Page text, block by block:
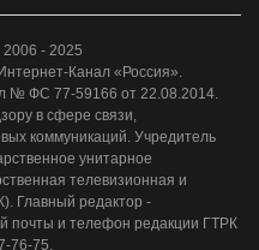
- 2025
Канал «Россия».
№ ФС 77-59166 от 22.08.2014.
в сфере связи,
коммуникаций. Учредитель
унитарное
телевизионная и
Главный редактор -
почты и телефон редакции ГТРК
76-75.